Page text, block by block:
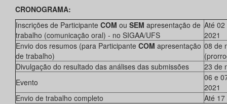
CRONOGRAMA:
Inscrições de Participante COM ou SEM apresentação de
trabalho (comunicação oral) - no SIGAA/UFS
Até
2021
Envio dos resumos (para Participante COM apresentação
de trabalho)
08 de
Divulgação do resultado das análises das submissões
23 de
Evento
06 e
2021
Envio de trabalho completo
Até